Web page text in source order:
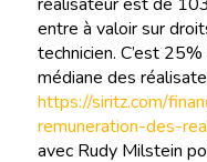
réalisateur est de
entre à valoir sur
technicien. C’est
médiane des
https://siritz.com/
remuneration-des-
avec Rudy Milstein